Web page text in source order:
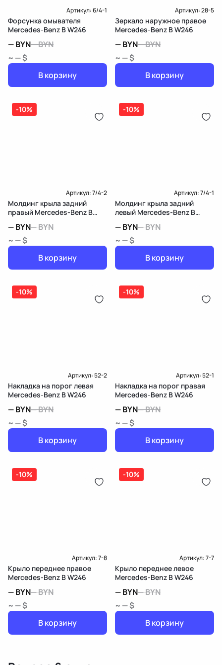
Артикул:6/4-1
Форсунка омывателя
Mercedes-Benz B W246
—BYN—BYN
~ — $
В корзину
Артикул:28-5
Зеркало наружное правое
Mercedes-Benz B W246
—BYN—BYN
~ — $
В корзину
-10%
Артикул:7/4-2
Молдинг крыла задний
правый Mercedes-Benz B
—BYN—BYN
~ — $
В корзину
-10%
Артикул:7/4-1
Молдинг крыла задний
левый Mercedes-Benz B
—BYN—BYN
~ — $
В корзину
-10%
Артикул:52-2
Накладка на порог левая
Mercedes-Benz B W246
—BYN—BYN
~ — $
В корзину
-10%
Артикул:52-1
Накладка на порог правая
Mercedes-Benz B W246
—BYN—BYN
~ — $
В корзину
-10%
Артикул:7-8
Крыло переднее правое
Mercedes-Benz B W246
—BYN—BYN
~ — $
В корзину
-10%
Артикул:7-7
Крыло переднее левое
Mercedes-Benz B W246
—BYN—BYN
~ — $
В корзину